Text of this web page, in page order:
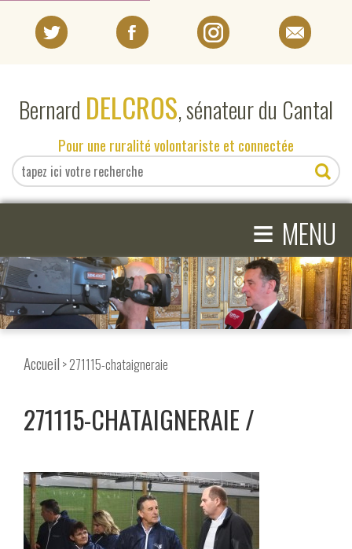
Bernard DELCROS, sénateur du Cantal
Pour une ruralité volontariste et connectée
≡ MENU
EN DIRECT DU SÉNAT
EN DIRECT DU CANTAL
COMPRENDRE LE SÉNAT
Accueil > 271115-chataigneraie
271115-CHATAIGNERAIE